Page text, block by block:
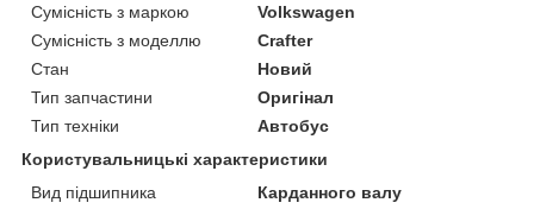
Сумісність з маркою
Volkswagen
Сумісність з моделлю
Crafter
Стан
Новий
Тип запчастини
Оригінал
Тип техніки
Автобус
Користувальницькі характеристики
Вид підшипника
Карданного валу